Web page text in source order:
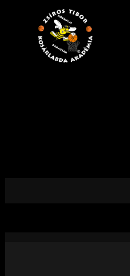
tartalomhoz